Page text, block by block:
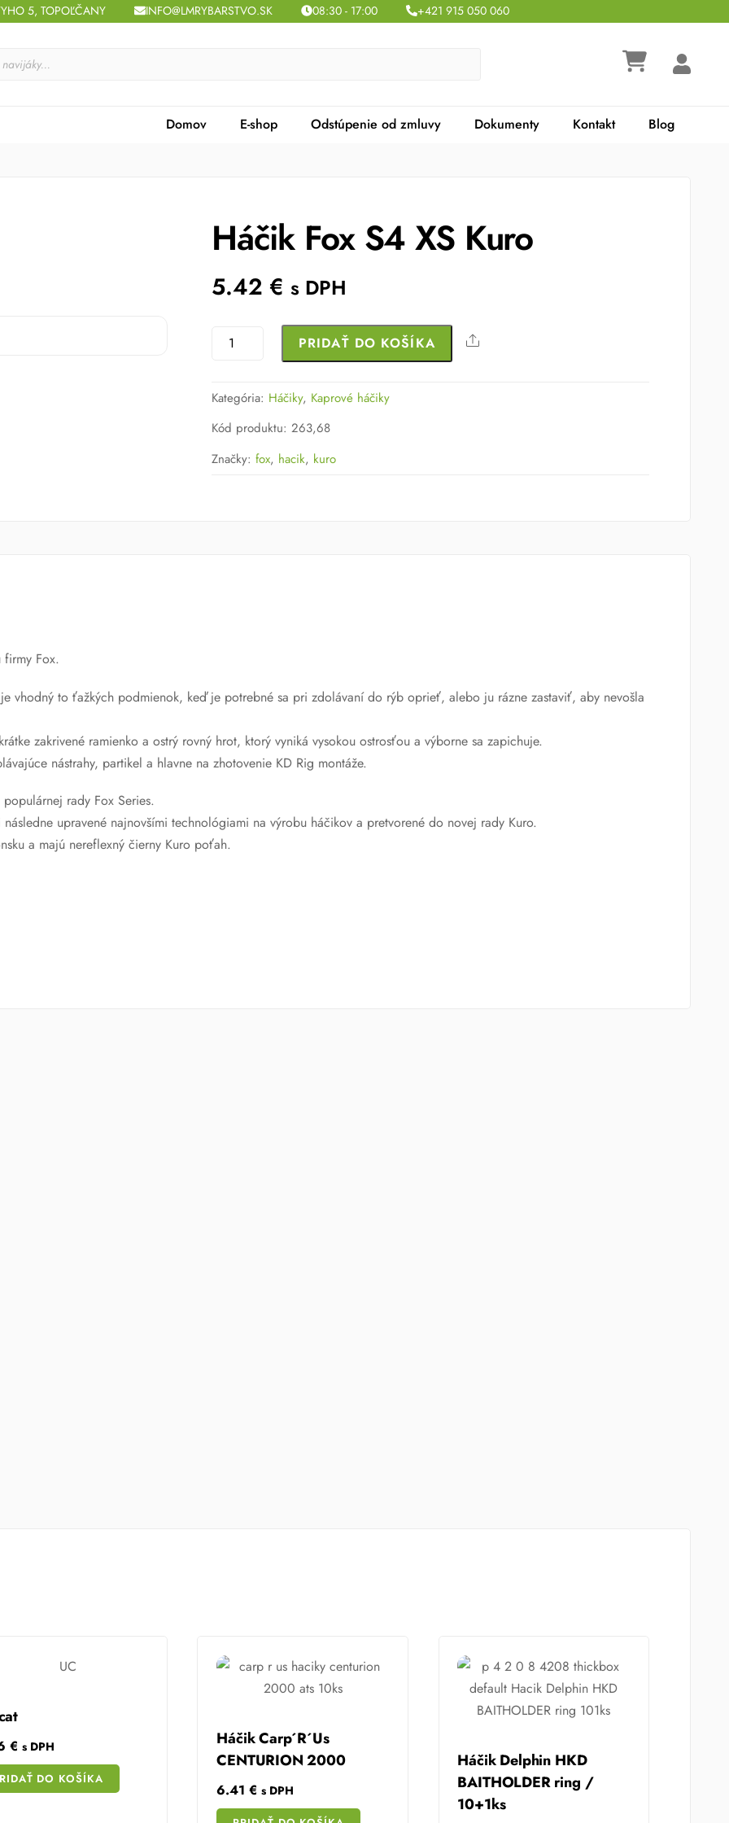
5, TOPOĽČANY INFO@LMRYBARSTVO.SK 08:30 - 17:00 +421 915 050 060
Domov E-shop Odstúpenie od zmluvy Dokumenty Kontakt Blog
Háčik Fox S4 XS Kuro
5.42 € s DPH
množstvo
S4
XS
PRIDAŤ DO KOŠÍKA Share
Kategória: Háčiky, Kaprové háčiky
Kód produktu:263,68
Značky:fox, hacik, kuro
firmy Fox.
vhodný to ťažkých podmienok, keď je potrebné sa pri zdolávaní do rýb oprieť, alebo ju rázne zastaviť, aby nevošla
zakrivené ramienko a ostrý rovný hrot, ktorý vyniká vysokou ostrosťou a výborne sa zapichuje.
nástrahy, partikel a hlavne na zhotovenie KD Rig montáže.
rady Fox Series.
upravené najnovšími technológiami na výrobu háčikov a pretvorené do novej rady Kuro.
a majú nereflexný čierny Kuro poťah.
€ s DPH
DO KOŠÍKA
Háčik Carp´R´Us
CENTURION 2000
6.41€ s DPH
Háčik Delphin HKD
BAITHOLDER ring /
10+1ks